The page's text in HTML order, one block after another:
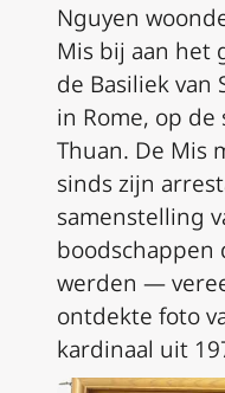
Nguyen
Mis bij aan het
de Basiliek van
in Rome, op de
Thuan. De Mis
sinds zijn
samenstelling
boodschappen
werden —
ontdekte foto
kardinaal uit